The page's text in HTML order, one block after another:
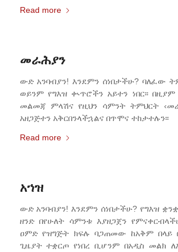
Read more
መራሕያን
ውድ አንባብያን! እንደምን ሰነበታችሁ? ባለፈው
ወይንም የግእዝ ቊጥሮችን አይተን ነበር፡፡
መልመጃ ምላሽና የዚህን ሳምንት ትምህርት
አዘጋጅተን አቅርበንላችኋልና በጥሞና ተከታተሉን፡፡
Read more
አኀዝ
ውድ አንባብያን! እንደምን ሰነበታችሁ? የግእዝ
ዘንድ በየሁለት ሳምንቱ እያዘጋጀን
ዐምድ የዝግጅት ክፍሉ ባጋጠመው ከአቅም በላይ
ጊዜያት ተቋርጦ የነበረ ቢሆንም በአዲስ መልክ